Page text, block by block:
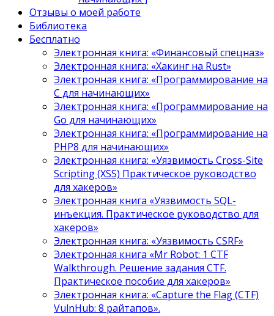
Отзывы о моей работе
Библиотека
Бесплатно
Электронная книга: «Финансовый спецназ»
Электронная книга: «Хакинг на Rust»
Электронная книга: «Программирование на
C для начинающих»
Электронная книга: «Программирование на
Go для начинающих»
Электронная книга: «Программирование на
PHP8 для начинающих»
Электронная книга: «Уязвимость Cross-Site
Scripting (XSS) Практическое руководство
для хакеров»
Электронная книга «Уязвимость SQL-
инъекция. Практическое руководство для
хакеров»
Электронная книга: «Уязвимость CSRF»
Электронная книга «Mr Robot: 1 CTF
Walkthrough. Решение задания CTF.
Практическое пособие для хакеров»
Электронная книга: «Capture the Flag (CTF)
VulnHub: 8 райтапов».